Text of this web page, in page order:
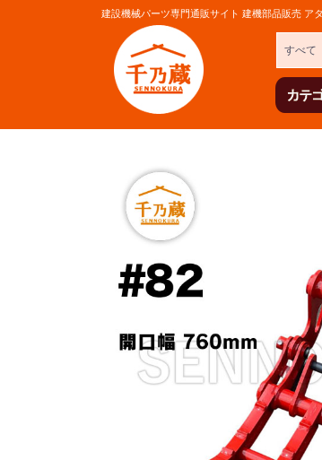
建設機械パーツ専門通販サイト 建機部品販売 ア